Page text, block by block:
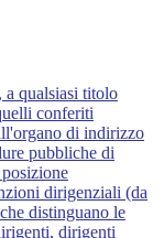
qualsiasi titolo
conferiti
di indirizzo
pubbliche di
dirigenziali (da
distinguano le
dirigenti